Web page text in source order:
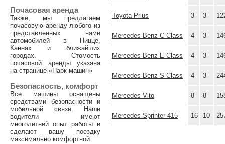
Toyota Prius 3 3
Mercedes Benz C-Class 4 3
Mercedes Benz E-Class 4 3
Mercedes Benz S-Class 4 3
Mercedes Vito 8 8
Mercedes Sprinter 415 16 10
Почасовая аренда
Также, мы предлагаем
почасовую аренду любого из
представленных нами
автомобилей в Ницце,
Каннах и ближайших
городах. Стомость
почасовой аренды указана
на странице «Парк машин»
Безопасность, комфорт
Все машины оснащены
средствами безопасности и
мобильной связи. Наши
водители имеют
многолетний опыт работы и
сделают вашу поездку
максимально комфортной